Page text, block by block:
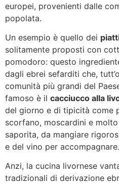
europei, provenienti dalle
popolata.
Un esempio è quello dei
solitamente proposti con
pomodoro: questo
dagli ebrei sefarditi che,
comunità più grandi del
famoso è il cacciucco alla
del giorno e di tipicità come
scorfano, moscardini e
saporita, da mangiare
e del vino per accompagnare.
Anzi, la cucina livornese
tradizionali di derivazione